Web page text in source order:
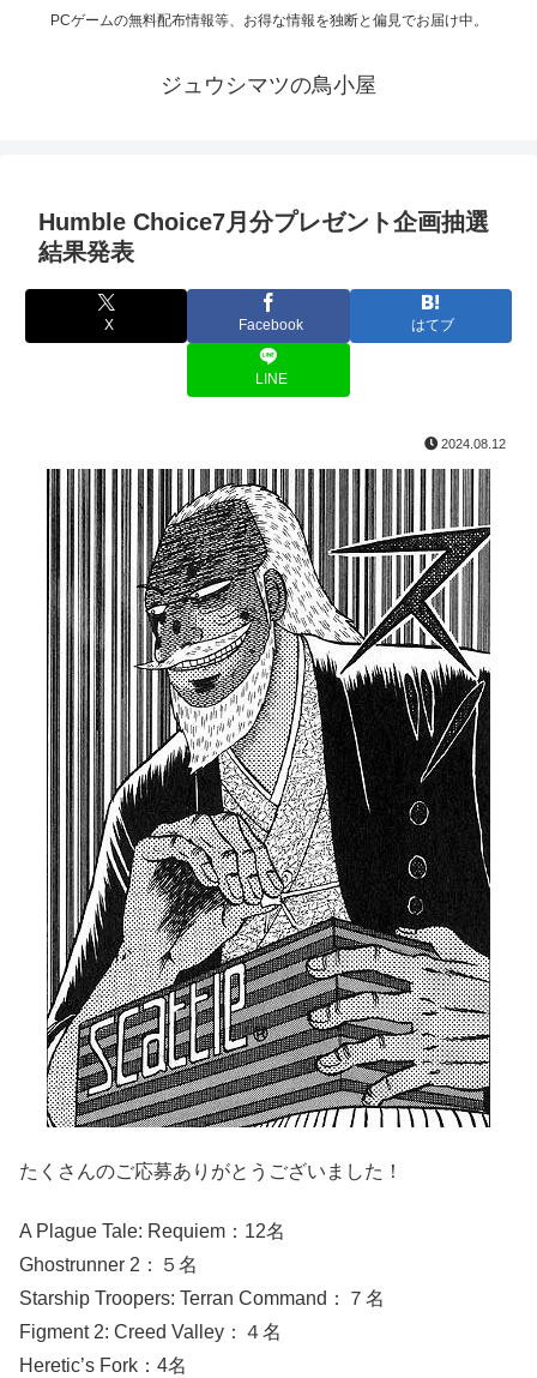
PCゲームの無料配布情報等、お得な情報を独断と偏見でお届け中。
ジュウシマツの鳥小屋
Humble Choice7月分プレゼント企画抽選
結果発表
X Facebook はてブ
LINE
2024.08.12
たくさんのご応募ありがとうございました！
A Plague Tale: Requiem：12名
Ghostrunner 2：５名
Starship Troopers: Terran Command：７名
Figment 2: Creed Valley：４名
Heretic’s Fork：4名